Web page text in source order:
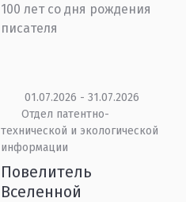
100 лет со дня рождения
писателя
01.07.2026 - 31.07.2026
Отдел патентно-
технической и экологической
информации
Повелитель
Вселенной